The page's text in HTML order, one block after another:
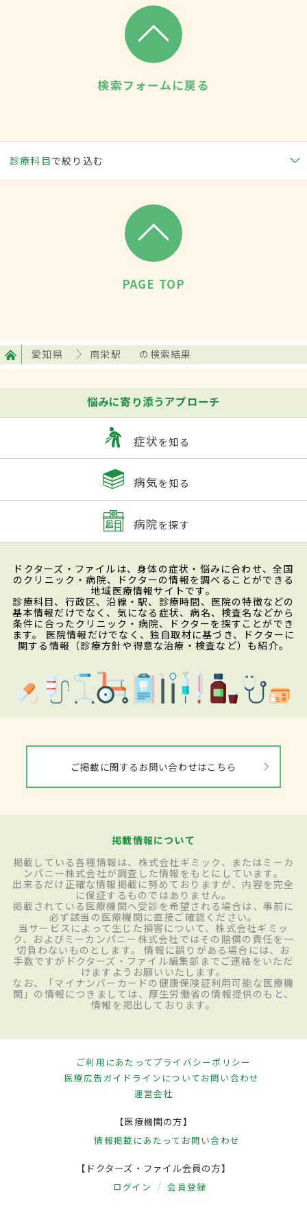
検索フォームに戻る
診療科目で絞り込む
PAGE TOP
愛知県 南栄駅 の検索結果
悩みに寄り添うアプローチ
症状を知る
病気を知る
病院を探す
ドクターズ・ファイルは、身体の症状・悩みに合わせ、全国
のクリニック・病院、ドクターの情報を調べることができる
地域医療情報サイトです。
診療科目、行政区、沿線・駅、診療時間、医院の特徴などの
基本情報だけでなく、気になる症状、病名、検査名などから
条件に合ったクリニック・病院、ドクターを探すことができ
ます。 医院情報だけでなく、独自取材に基づき、ドクターに
関する情報（診療方針や得意な治療・検査など）も紹介。
ご掲載に関するお問い合わせはこちら
掲載情報について
掲載している各種情報は、株式会社ギミック、またはミーカ
ンパニー株式会社が調査した情報をもとにしています。
出来るだけ正確な情報掲載に努めておりますが、内容を完全
に保証するものではありません。
掲載されている医療機関へ受診を希望される場合は、事前に
必ず該当の医療機関に直接ご確認ください。
当サービスによって生じた損害について、株式会社ギミッ
ク、およびミーカンパニー株式会社ではその賠償の責任を一
切負わないものとします。 情報に誤りがある場合には、お
手数ですがドクターズ・ファイル編集部までご連絡をいただ
けますようお願いいたします。
なお、「マイナンバーカードの健康保険証利用可能な医療機
関」の情報につきましては、厚生労働省の情報提供のもと、
情報を掲出しております。
ご利用にあたってプライバシーポリシー
医療広告ガイドラインについてお問い合わせ
運営会社
【医療機関の方】
情報掲載にあたって お問い合わせ
【ドクターズ・ファイル会員の方】
ログイン 会員登録